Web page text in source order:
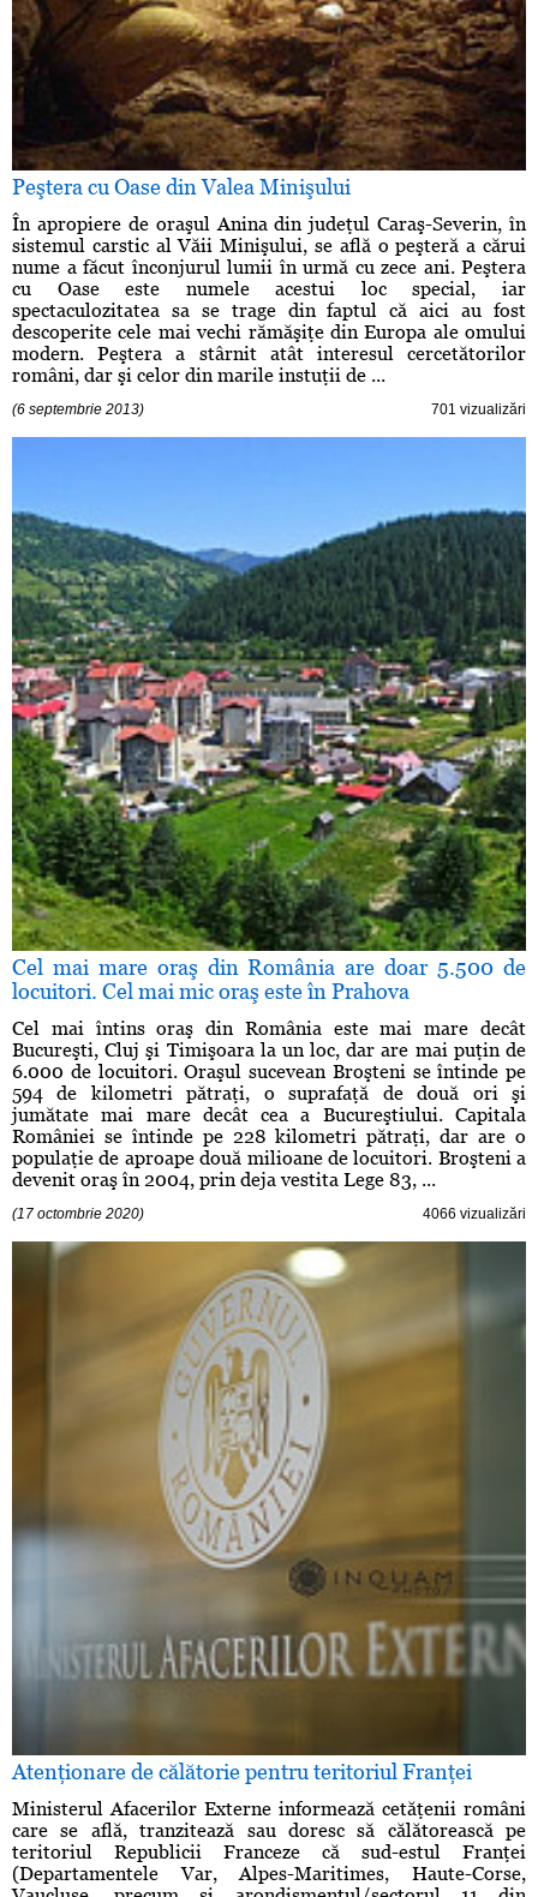
Peştera cu Oase din Valea Minişului
În apropiere de oraşul Anina din judeţul Caraş-Severin, în
sistemul carstic al Văii Minişului, se află o peşteră a cărui
nume a făcut înconjurul lumii în urmă cu zece ani. Peştera
cu Oase este numele acestui loc special, iar
spectaculozitatea sa se trage din faptul că aici au fost
descoperite cele mai vechi rămăşiţe din Europa ale omului
modern. Peştera a stârnit atât interesul cercetătorilor
români, dar şi celor din marile instuţii de ...
(6 septembrie 2013) 701 vizualizări
Cel mai mare oraş din România are doar 5.500 de
locuitori. Cel mai mic oraş este în Prahova
Cel mai întins oraş din România este mai mare decât
Bucureşti, Cluj şi Timişoara la un loc, dar are mai puţin de
6.000 de locuitori. Oraşul sucevean Broşteni se întinde pe
594 de kilometri pătraţi, o suprafaţă de două ori şi
jumătate mai mare decât cea a Bucureştiului. Capitala
României se întinde pe 228 kilometri pătraţi, dar are o
populaţie de aproape două milioane de locuitori. Broşteni a
devenit oraş în 2004, prin deja vestita Lege 83, ...
(17 octombrie 2020) 4066 vizualizări
Atenţionare de călătorie pentru teritoriul Franţei
Ministerul Afacerilor Externe informează cetăţenii români
care se află, tranzitează sau doresc să călătorească pe
teritoriul Republicii Franceze că sud-estul Franţei
(Departamentele Var, Alpes-Maritimes, Haute-Corse,